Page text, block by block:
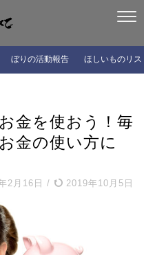
ぼりの活動報告 ほしいものリス
金を使おう！毎
金の使い方に
2月16日 / 2019年10月5日